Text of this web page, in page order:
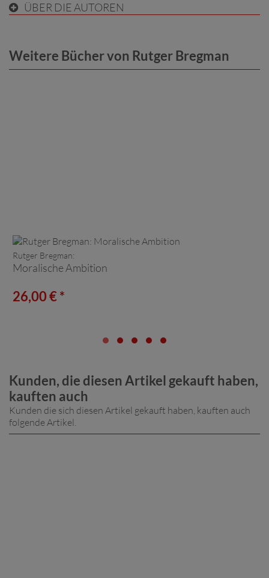
ÜBER DIE AUTOREN
Weitere Bücher von Rutger Bregman
Rutger Bregman:
Moralische Ambition
26,00 € *
Kunden, die diesen Artikel gekauft haben,
kauften auch
Kunden die sich diesen Artikel gekauft haben, kauften auch
folgende Artikel.